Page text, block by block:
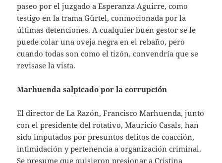
paseo por el juzgado a Esperanza Aguirre, como
testigo en la trama Gürtel, conmocionada por la
últimas detenciones. A cualquier buen gestor se le
puede colar una oveja negra en el rebaño, pero
cuando todas son como el tizón, convendría que se
revisase la vista.
Marhuenda salpicado por la corrupción
El director de La Razón, Francisco Marhuenda, junto
con el presidente del rotativo, Mauricio Casals, han
sido imputados por presuntos delitos de coacción,
intimidación y pertenencia a organización criminal.
Se presume que quisieron presionar a Cristina